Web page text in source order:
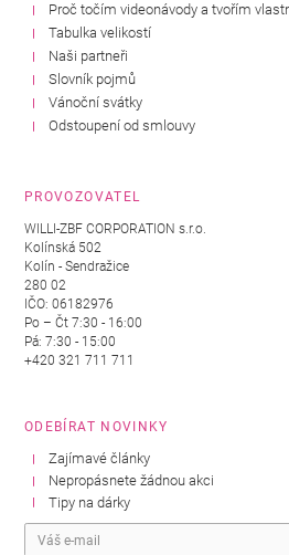
Proč točím videonávody a tvořím
Tabulka velikostí
Naši partneři
Slovník pojmů
Vánoční svátky
Odstoupení od smlouvy
PROVOZOVATEL
WILLI-ZBF CORPORATION s.r.o.
Kolínská 502
Kolín - Sendražice
280 02
IČO: 06182976
Po – Čt 7:30 - 16:00
Pá: 7:30 - 15:00
+420 321 711 711
ODEBÍRAT NOVINKY
Zajímavé články
Nepropásnete žádnou akci
Tipy na dárky